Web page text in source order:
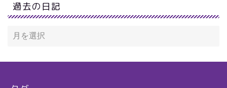
過去の日記